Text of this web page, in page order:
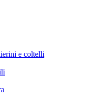
e coltelli